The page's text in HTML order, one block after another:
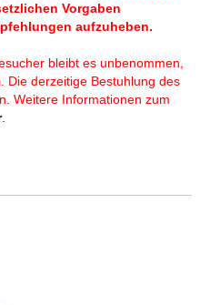
Vorgaben
aufzuheben.
bleibt es unbenommen,
Die derzeitige Bestuhlung des
Weitere Informationen zum
.